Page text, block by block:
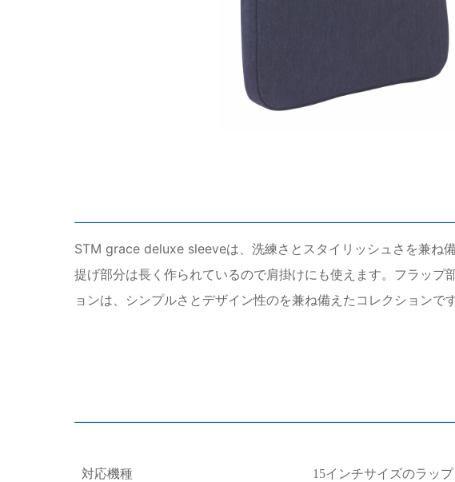
STM grace deluxe sleeveは、洗練さとスタイリッシュさを兼ね
提げ部分は長く作られているので肩掛けにも使えます。フラッ
ョンは、シンプルさとデザイン性のを兼ね備えたコレクションです
対応機種 15インチサイズのラッ